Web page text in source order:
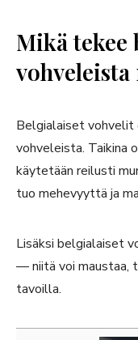
Mikä tekee
Belgialaiset vohvelit
vohveleista. Taikina
käytetään reilusti
tuo mehevyyttä ja
Lisäksi belgialaiset
— niitä voi maustaa,
tavoilla.